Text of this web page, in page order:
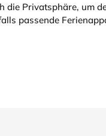
die Privatsphäre, um
passende